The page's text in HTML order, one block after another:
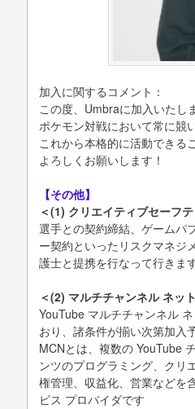
加入に関するコメント：
この度、Umbraに加入いたし
ポケモン対戦において常に競
これから本格的に活動できる
よろしくお願いします！
【その他】
＜(1) クリエイティブセーフ
選手との契約締結、ゲームパ
ー契約といったリスクマネジ
護士と提携を行なって行きま
＜(2) マルチチャンネル ネッ
YouTube マルチチャンネル
おり、諸条件が揃い次第加入
MCNとは、複数の YouTube
ンツのプログラミング、クリ
権管理、収益化、営業などを
ビス プロバイダです